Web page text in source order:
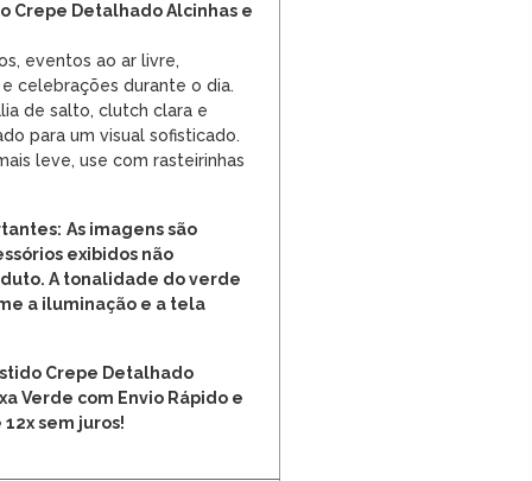
Crepe Detalhado Alcinhas e
eventos ao ar livre,
celebrações durante o dia.
de salto, clutch clara e
para um visual sofisticado.
leve, use com rasteirinhas
As imagens são
exibidos não
A tonalidade do verde
a iluminação e a tela
Crepe Detalhado
Verde com Envio Rápido e
sem juros!